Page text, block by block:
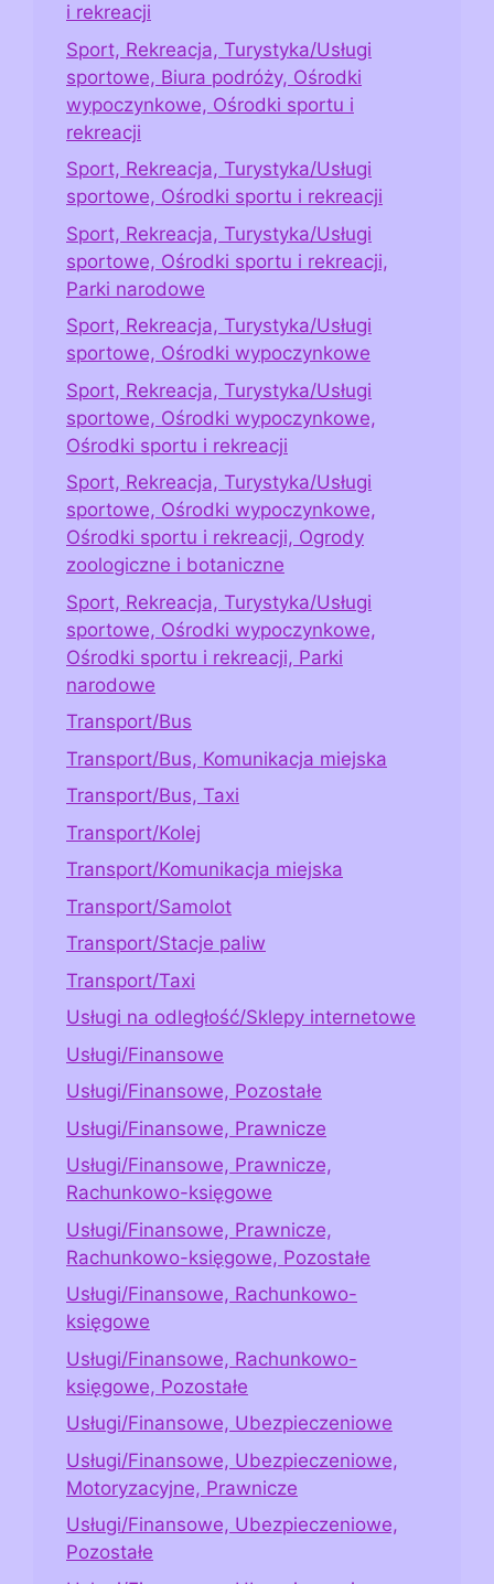
i rekreacji
Sport, Rekreacja, Turystyka/Usługi
sportowe, Biura podróży, Ośrodki
wypoczynkowe, Ośrodki sportu i
rekreacji
Sport, Rekreacja, Turystyka/Usługi
sportowe, Ośrodki sportu i rekreacji
Sport, Rekreacja, Turystyka/Usługi
sportowe, Ośrodki sportu i rekreacji,
Parki narodowe
Sport, Rekreacja, Turystyka/Usługi
sportowe, Ośrodki wypoczynkowe
Sport, Rekreacja, Turystyka/Usługi
sportowe, Ośrodki wypoczynkowe,
Ośrodki sportu i rekreacji
Sport, Rekreacja, Turystyka/Usługi
sportowe, Ośrodki wypoczynkowe,
Ośrodki sportu i rekreacji, Ogrody
zoologiczne i botaniczne
Sport, Rekreacja, Turystyka/Usługi
sportowe, Ośrodki wypoczynkowe,
Ośrodki sportu i rekreacji, Parki
narodowe
Transport/Bus
Transport/Bus, Komunikacja miejska
Transport/Bus, Taxi
Transport/Kolej
Transport/Komunikacja miejska
Transport/Samolot
Transport/Stacje paliw
Transport/Taxi
Usługi na odległość/Sklepy internetowe
Usługi/Finansowe
Usługi/Finansowe, Pozostałe
Usługi/Finansowe, Prawnicze
Usługi/Finansowe, Prawnicze,
Rachunkowo-księgowe
Usługi/Finansowe, Prawnicze,
Rachunkowo-księgowe, Pozostałe
Usługi/Finansowe, Rachunkowo-
księgowe
Usługi/Finansowe, Rachunkowo-
księgowe, Pozostałe
Usługi/Finansowe, Ubezpieczeniowe
Usługi/Finansowe, Ubezpieczeniowe,
Motoryzacyjne, Prawnicze
Usługi/Finansowe, Ubezpieczeniowe,
Pozostałe